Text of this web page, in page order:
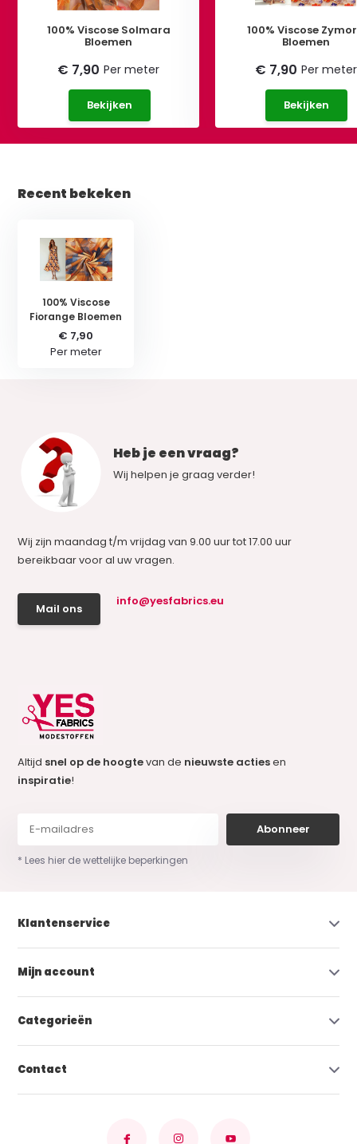
100% Viscose Solmara
Bloemen
€ 7,90 Per meter
Bekijken
100% Viscose
Bloemen
€ 7,90 Per meter
Bekijken
Recent bekeken
100% Viscose
Fiorange Bloemen
€ 7,90
Per meter
Heb je een vraag?
Wij helpen je graag verder!
Wij zijn maandag t/m vrijdag van 9.00 uur tot 17.00 uur
bereikbaar voor al uw vragen.
Mail ons
info@yesfabrics.eu
Altijd snel op de hoogtevan de nieuwste actiesen
inspiratie!
Abonneer
* Lees hier de wettelijke beperkingen
Klantenservice
Mijn account
Categorieën
Contact